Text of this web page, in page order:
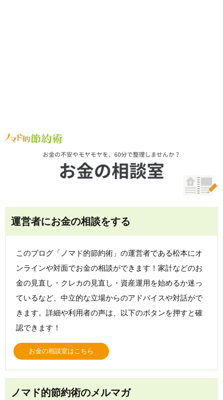
運営者にお金の相談をする
このブログ「ノマド的節約術」の運営者である松本にオ
ンラインや対面でお金の相談ができます！家計などのお
金の見直し・クレカの見直し・資産運用を始めるか迷っ
ているなど、中立的な立場からのアドバイスや対話がで
きます。詳細や利用者の声は、以下のボタンを押すと確
認できます！
お金の相談室はこちら
ノマド的節約術のメルマガ